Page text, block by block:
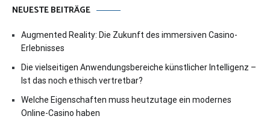
NEUESTE BEITRÄGE
Augmented Reality: Die Zukunft des immersiven Casino-
Erlebnisses
Die vielseitigen Anwendungsbereiche künstlicher Intelligenz –
Ist das noch ethisch vertretbar?
Welche Eigenschaften muss heutzutage ein modernes
Online-Casino haben